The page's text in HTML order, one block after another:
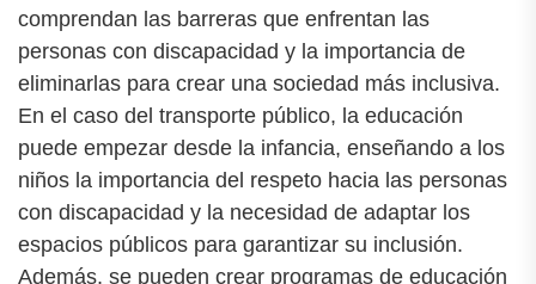
comprendan las barreras que enfrentan las
personas con discapacidad y la importancia de
eliminarlas para crear una sociedad más inclusiva.
En el caso del transporte público, la educación
puede empezar desde la infancia, enseñando a los
niños la importancia del respeto hacia las personas
con discapacidad y la necesidad de adaptar los
espacios públicos para garantizar su inclusión.
Además, se pueden crear programas de educación